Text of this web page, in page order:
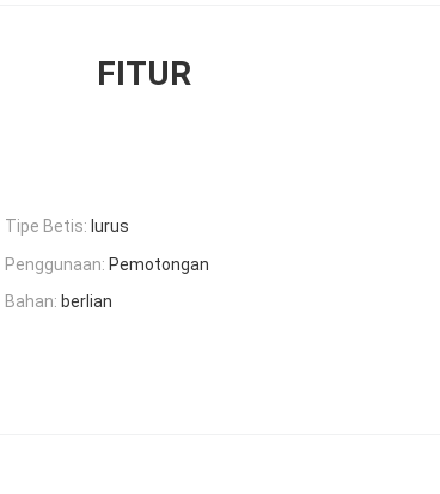
FITUR
Tipe Betis: lurus
Penggunaan: Pemotongan
Bahan: berlian